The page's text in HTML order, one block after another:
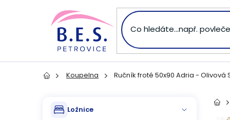
Domů Koupelna Ručník froté 50x90 Adria - Olivová
kategorieLožnice